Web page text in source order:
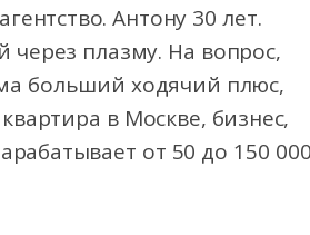
Антону 30 лет.
плазму. На вопрос,
больший ходячий плюс,
в Москве, бизнес,
от 50 до 150 000